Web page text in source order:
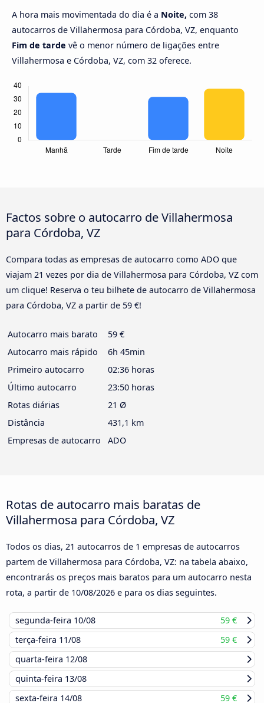
A hora mais movimentada do dia é a Noite, com 38
autocarros de Villahermosa para Córdoba, VZ, enquanto
Fim de tarde vê o menor número de ligações entre
Villahermosa e Córdoba, VZ, com 32 oferece.
Factos sobre o autocarro de Villahermosa
para Córdoba, VZ
Compara todas as empresas de autocarro como ADO que
viajam 21 vezes por dia de Villahermosa para Córdoba, VZ com
um clique! Reserva o teu bilhete de autocarro de Villahermosa
para Córdoba, VZ a partir de 59 €!
Autocarro mais barato
59 €
Autocarro mais rápido
6h 45min
Primeiro autocarro
02:36 horas
Último autocarro
23:50 horas
Rotas diárias
21 Ø
Distância
431,1 km
Empresas de autocarro
ADO
Rotas de autocarro mais baratas de
Villahermosa para Córdoba, VZ
Todos os dias, 21 autocarros de 1 empresas de autocarros
partem de Villahermosa para Córdoba, VZ: na tabela abaixo,
encontrarás os preços mais baratos para um autocarro nesta
rota, a partir de 10/08/2026 e para os dias seguintes.
segunda-feira 10/08
59 €
terça-feira 11/08
59 €
quarta-feira 12/08
quinta-feira 13/08
sexta-feira 14/08
59 €